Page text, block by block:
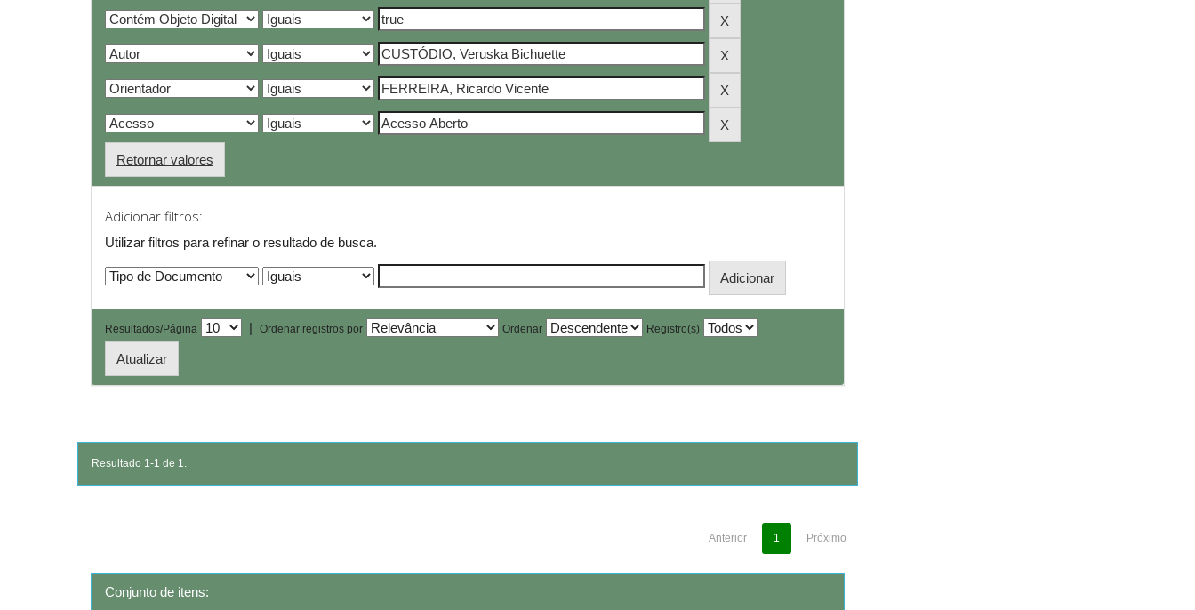
Retornar valores
Adicionar filtros:
Utilizar filtros para refinar o resultado de busca.
Resultados/Página | Ordenar registros por Ordenar Registro(s)
Resultado 1-1 de 1.
Anterior 1 Próximo
Conjunto de itens: